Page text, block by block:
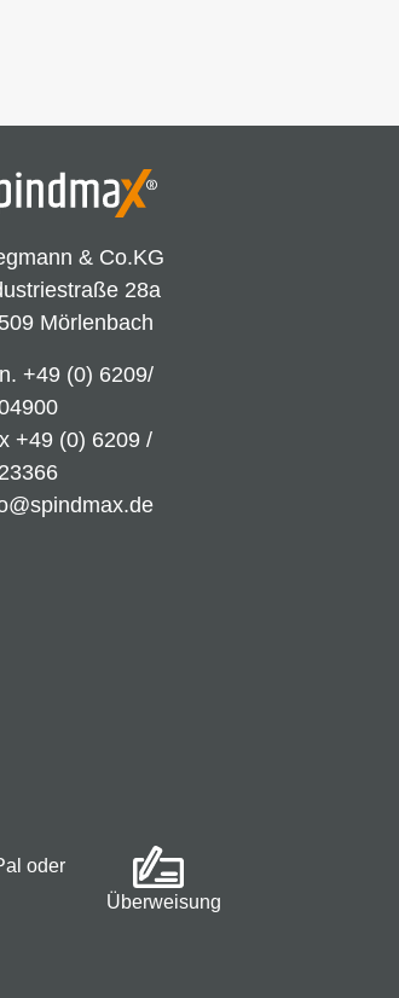
& Co.KG
28a
Mörlenbach
+49 (0) 6209/
+49 (0) 6209 /
oder
Überweisung